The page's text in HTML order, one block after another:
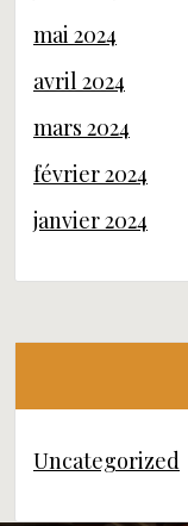
mai 2024
avril 2024
mars 2024
février 2024
janvier 2024
Uncategorized